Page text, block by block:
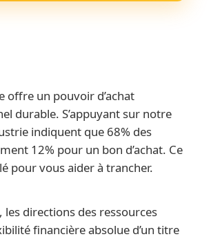
offre un pouvoir d’achat
durable. S’appuyant sur notre
indiquent que 68% des
12% pour un bon d’achat. Ce
pour vous aider à trancher.
les directions des ressources
financière absolue d’un titre